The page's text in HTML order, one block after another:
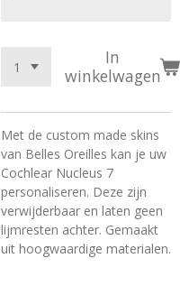
In
winkelwagen
Met de custom made skins
van Belles Oreilles kan je uw
Cochlear Nucleus 7
personaliseren. Deze zijn
verwijderbaar en laten geen
lijmresten achter. Gemaakt
uit hoogwaardige materialen.